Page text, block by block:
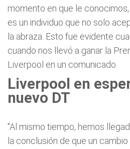
momento en que le
es un individuo que no solo
la abraza. Esto fue evidente
cuando nos llevó a ganar la
Liverpool en un comunicado.
Liverpool en
nuevo DT
"Al mismo tiempo, hemos
la conclusión de que un